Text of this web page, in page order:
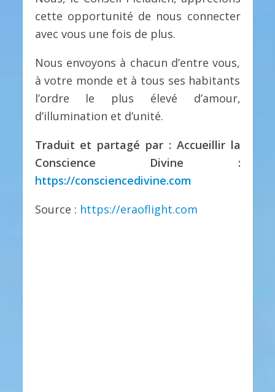
cette opportunité de nous connecter
avec vous une fois de plus.
Nous envoyons à chacun d’entre vous,
à votre monde et à tous ses habitants
l’ordre le plus élevé d’amour,
d’illumination et d’unité.
Traduit et partagé par : Accueillir la
Conscience Divine :
https://consciencedivine.com
Source : https://eraoflight.com